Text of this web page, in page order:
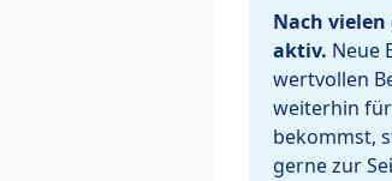
Nach
aktiv. Neue
wertvollen
weiterhin
bekommst,
gerne zur